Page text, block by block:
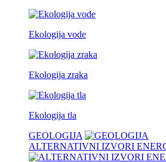
Ekologija vode
Ekologija zraka
Ekologija tla
GEOLOGIJA
ALTERNATIVNI IZVORI